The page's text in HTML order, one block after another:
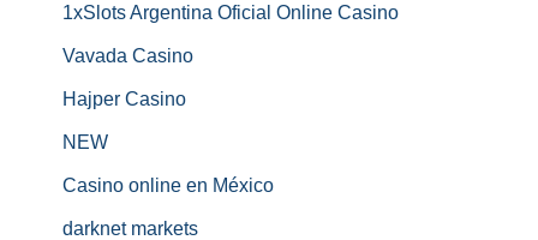
1xSlots Argentina Oficial Online Casino
Vavada Casino
Hajper Casino
NEW
Casino online en México
darknet markets